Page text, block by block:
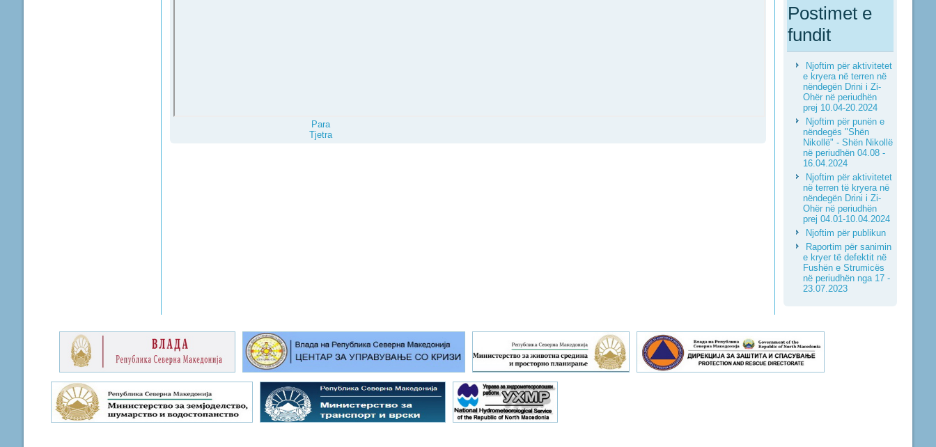
Para
Tjetra
Postimet e
fundit
Njoftim për aktivitetet
e kryera në terren në
nëndegën Drini i Zi-
Ohër në periudhën
prej 10.04-20.2024
Njoftim për punën e
nëndegës "Shën
Nikollë" - Shën Nikollë
në periudhën 04.08 -
16.04.2024
Njoftim për aktivitetet
në terren të kryera në
nëndegën Drini i Zi-
Ohër në periudhën
prej 04.01-10.04.2024
Njoftim për publikun
Raportim për sanimin
e kryer të defektit në
Fushën e Strumicës
në periudhën nga 17 -
23.07.2023